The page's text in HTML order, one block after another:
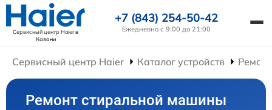
Сервисный центр Haierв
Казани
+7 (843) 254-50-42
Ежедневно с 9:00 до 21:00
Сервисный центр Haier Каталог устройств
Ремонт стиральной машины